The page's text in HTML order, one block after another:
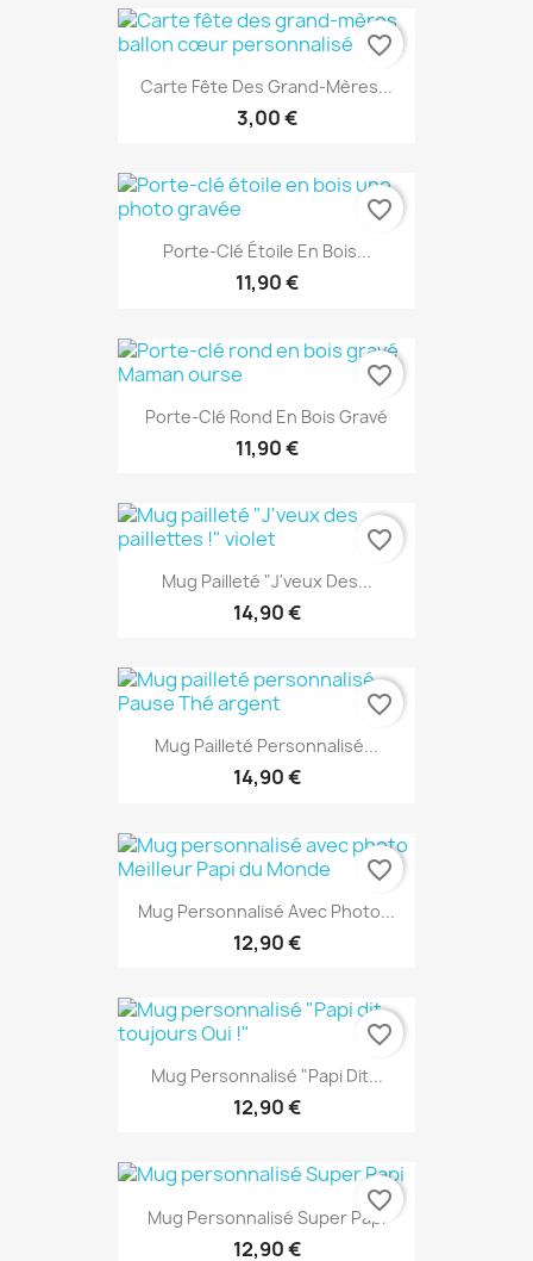
Carte Fête Des Grand-Mères...
3,00 €
favorite_border
Porte-Clé Étoile En Bois...
11,90 €
favorite_border
Porte-Clé Rond En Bois Gravé
11,90 €
favorite_border
Mug Pailleté "J'veux Des...
14,90 €
favorite_border
Mug Pailleté Personnalisé...
14,90 €
favorite_border
Mug Personnalisé Avec Photo...
12,90 €
favorite_border
Mug Personnalisé "Papi Dit...
12,90 €
favorite_border
Mug Personnalisé Super Papi
12,90 €
favorite_border